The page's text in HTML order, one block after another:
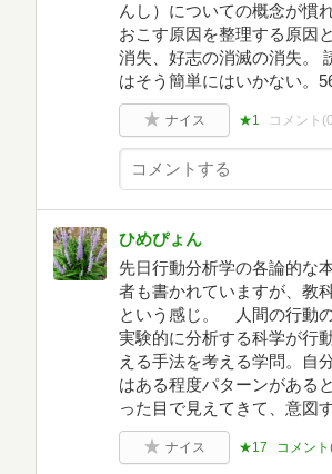
んし）についての概念が慣
おこす原因を整理する原因
消失、好志の消滅の消失。
はそう簡単にはいかない。
ナイス ★1 コメント(0
ひめぴょん
先日行動分析学の各論的な
者も書かれていますが、教
という感じ。 人間の行動
実験的に分析する科学が行
える手法を考える学問。自
はある程度パターンがある
った目で見えてきて、意図
ナイス ★17 コメント